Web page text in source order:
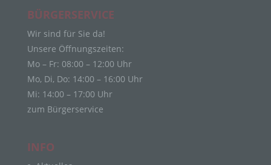
BÜRGERSERVICE
Wir sind für Sie da!
Unsere Öffnungszeiten:
Mo – Fr: 08:00 – 12:00 Uhr
Mo, Di, Do: 14:00 – 16:00 Uhr
Mi: 14:00 – 17:00 Uhr
zum Bürgerservice
INFO
physischen, physiologischen, genetischen,
psychischen, wirtschaftlichen, kulturellen oder
sozialen Identität dieser natürlichen Person sind,
identifiziert werden kann.
b) betroffene Person
identifizierbare natürliche Person, deren
personenbezogene Daten von dem für die